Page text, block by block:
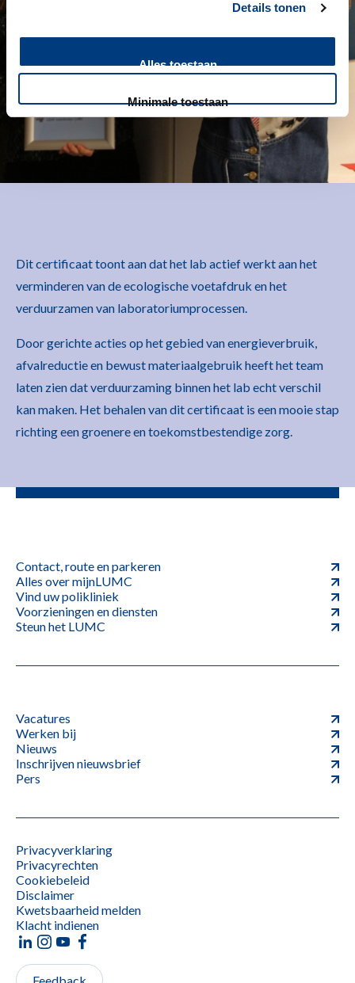
Details tonen
Alles toestaan
Minimale toestaan
Dit certificaat toont aan dat het lab actief werkt aan het
verminderen van de ecologische voetafdruk en het
verduurzamen van laboratoriumprocessen.
Door gerichte acties op het gebied van energieverbruik,
afvalreductie en bewust materiaalgebruik heeft het team
laten zien dat verduurzaming binnen het lab echt verschil
kan maken. Het behalen van dit certificaat is een mooie stap
richting een groenere en toekomstbestendige zorg.
Contact, route en parkeren
Alles over mijnLUMC
Vind uw polikliniek
Voorzieningen en diensten
Steun het LUMC
Vacatures
Werken bij
Nieuws
Inschrijven nieuwsbrief
Pers
Privacyverklaring
Privacyrechten
Cookiebeleid
Disclaimer
Kwetsbaarheid melden
Klacht indienen